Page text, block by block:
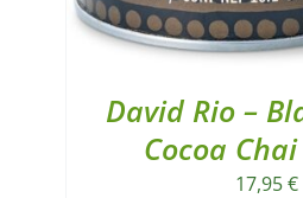
David Rio –
Cocoa
17,95€